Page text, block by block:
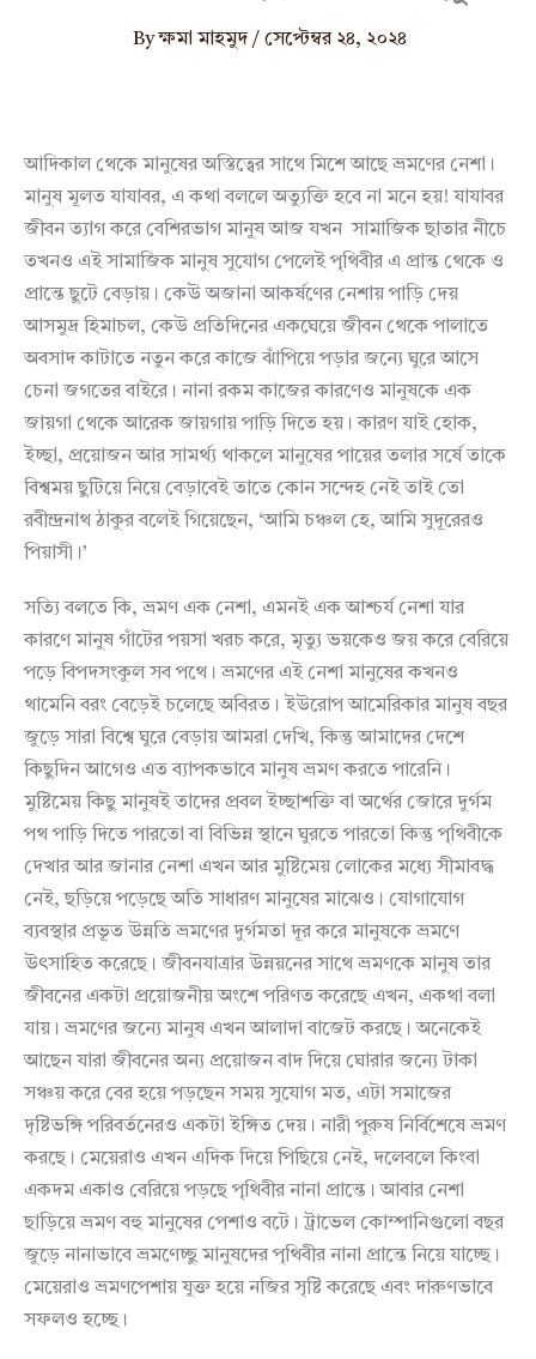
Byক্ষমা মাহমুদ / সেপ্টেম্বর ২৪, ২০২৪
আদিকাল থেকে মানুষের ‌অস্তিত্বের সাথে মিশে আছে ভ্রমণের নেশা।
মানুষ মূলত যাযাবর, এ কথা বললে অত্যুক্তি হবে না মনে হয়! যাযাবর
জীবন ত্যাগ করে বেশিরভাগ মানুষ আজ যখন সামাজিক ছাতার নীচে
তখনও এই সামাজিক মানুষ সুযোগ পেলেই পৃথিবীর এ প্রান্ত থেকে ও
প্রান্তে ছুটে বেড়ায়। কেউ ‌অজানা আকর্ষণের নেশায় পাড়ি দেয়
আসমুদ্র হিমাচল, কেউ প্রতিদিনের একঘেয়ে জীবন থেকে পালাতে
অবসাদ কাটাতে নতুন করে কাজে ঝাঁপিয়ে পড়ার জন্যে ঘুরে আসে
চেনা জগতের বাইরে। নানা রকম কাজের কারণেও মানুষকে এক
জায়গা থেকে আরেক জায়গায় পাড়ি দিতে হয়। কারণ যাই হোক,
ইচ্ছা, প্রয়োজন আর সামর্থ্য থাকলে মানুষের পায়ের তলার সর্ষে তাকে
বিশ্বময় ছুটিয়ে নিয়ে বেড়াবেই তাতে কোন সন্দেহ নেই তাই তো
রবীন্দ্রনাথ ঠাকুর বলেই গিয়েছেন, ‘আমি চঞ্চল হে, আমি সুদূরেরও
পিয়াসী।’
সত্যি বলতে কি, ভ্রমণ এক নেশা, এমনই এক আশ্চর্য নেশা যার
কারণে মানুষ গাঁটের পয়সা খরচ করে, মৃত্যু ভয়কেও জয় করে বেরিয়ে
পড়ে বিপদসংকুল সব পথে। ভ্রমণের এই নেশা মানুষের কখনও
থামেনি বরং বেড়েই চলেছে অবিরত। ইউরোপ আমেরিকার মানুষ বছর
জুড়ে সারা বিশ্বে ঘুরে বেড়ায় আমরা দেখি, কিন্তু আমাদের দেশে
কিছুদিন আগেও এত ব্যাপকভাবে মানুষ ভ্রমণ করতে পারেনি।
মুষ্টিমেয় কিছু মানুষই তাদের প্রবল ইচ্ছাশক্তি বা অর্থের জোরে দুর্গম
পথ পাড়ি দিতে পারতো বা বিভিন্ন স্থানে ঘুরতে পারতো কিন্তু পৃথিবীকে
দেখার আর জানার নেশা এখন আর মুষ্টিমেয় লোকের মধ্যে সীমাবদ্ধ
নেই, ছড়িয়ে পড়েছে অতি সাধারণ মানুষের মাঝেও। যোগাযোগ
ব্যবস্থার প্রভূত উন্নতি ভ্রমণের দুর্গমতা দূর করে মানুষকে ভ্রমণে
উৎসাহিত করেছে। জীবনযাত্রার উন্নয়নের সাথে ভ্রমণকে মানুষ তার
জীবনের একটা প্রয়োজনীয় অংশে পরিণত করেছে এখন, একথা বলা
যায়। ভ্রমণের জন্যে মানুষ এখন আলাদা বাজেট করছে। অনেকেই
আছেন যারা জীবনের অন্য প্রয়োজন বাদ দিয়ে ঘোরার জন্যে টাকা
সঞ্চয় করে বের হয়ে পড়ছেন সময় সুযোগ মত, এটা সমাজের
দৃষ্টিভঙ্গি পরিবর্তনেরও একটা ইঙ্গিত দেয়। নারী পুরুষ নির্বিশেষে ভ্রমণ
করছে। মেয়েরাও এখন এদিক দিয়ে পিছিয়ে নেই, দলেবলে কিংবা
একদম একাও বেরিয়ে পড়ছে পৃথিবীর নানা প্রান্তে। আবার নেশা
ছাড়িয়ে ভ্রমণ বহু মানুষের পেশাও বটে। ট্রাভেল কোম্পানিগুলো বছর
জুড়ে নানাভাবে ভ্রমণেচ্ছু মানুষদের পৃথিবীর নানা প্রান্তে নিয়ে যাচ্ছে।
মেয়েরাও ভ্রমণপেশায় যুক্ত হয়ে নজির সৃষ্টি করেছে এবং দারুণভাবে
সফলও হচ্ছে।